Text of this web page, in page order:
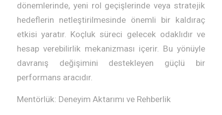
dönemlerinde, yeni rol geçişlerinde veya stratejik
hedeflerin netleştirilmesinde önemli bir kaldıraç
etkisi yaratır. Koçluk süreci gelecek odaklıdır ve
hesap verebilirlik mekanizması içerir. Bu yönüyle
davranış değişimini destekleyen güçlü bir
performans aracıdır.
Mentörlük: Deneyim Aktarımı ve Rehberlik